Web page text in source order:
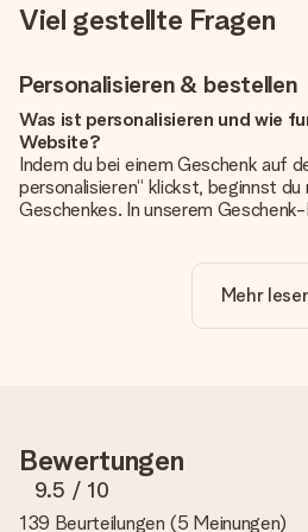
Viel gestellte Fragen
Personalisieren & bestellen
Was ist personalisieren und wie
Website?
Indem du bei einem Geschenk auf
personalisieren“ klickst, beginnst
Geschenkes. In unserem
noch eines unserer angebotenen
Geschenk die perfekte Ausstrahlung
Wir möchten sicherstellen, dass du
rundum zufrieden bist. Deshalb ist
hochwertige Fotos zu verwenden.
bist, ob dein Bild die erforderliche
Mehr
Bewertungen
9.5 / 10
139 Beurteilungen (5 Meinungen)